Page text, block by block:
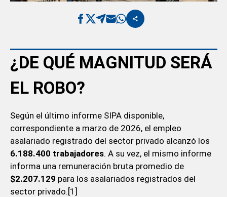
¿DE QUÉ MAGNITUD SERÁ
EL ROBO?
Según el último informe SIPA disponible,
correspondiente a marzo de 2026, el empleo
asalariado registrado del sector privado alcanzó los
6.188.400 trabajadores. A su vez, el mismo informe
informa una remuneración bruta promedio de
$2.207.129 para los asalariados registrados del
sector privado.[1]